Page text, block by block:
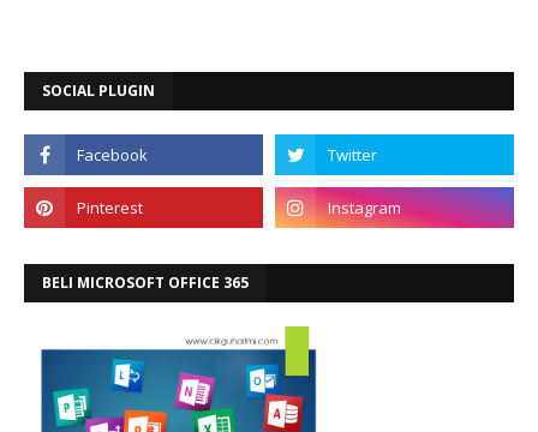
SOCIAL PLUGIN
BELI MICROSOFT OFFICE 365